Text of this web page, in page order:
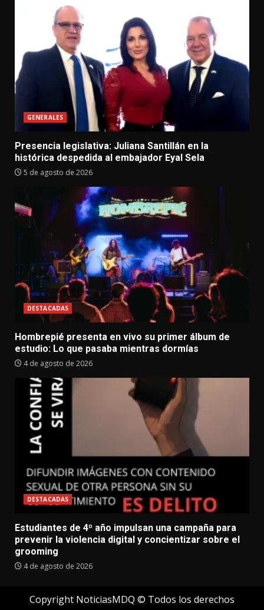
GENERALES
Presencia legislativa: Juliana Santillán en la
histórica despedida al embajador Eyal Sela
5 de agosto de 2026
DESTACADAS
Hombrepié presenta en vivo su primer álbum de
estudio: Lo que pasaba mientras dormías
4 de agosto de 2026
DESTACADAS
Estudiantes de 4º año impulsan una campaña para
prevenir la violencia digital y concientizar sobre el
grooming
4 de agosto de 2026
Copyright NoticiasMDQ © Todos los derechos